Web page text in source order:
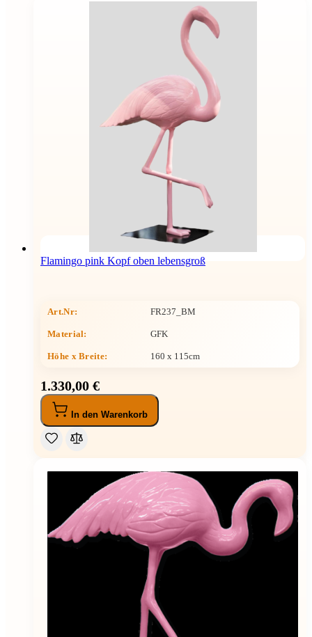
Flamingo pink Kopf oben lebensgroß
Art.Nr: FR237_BM
Material: GFK
Höhe x Breite: 160 x 115cm
1.330,00 €
In den Warenkorb